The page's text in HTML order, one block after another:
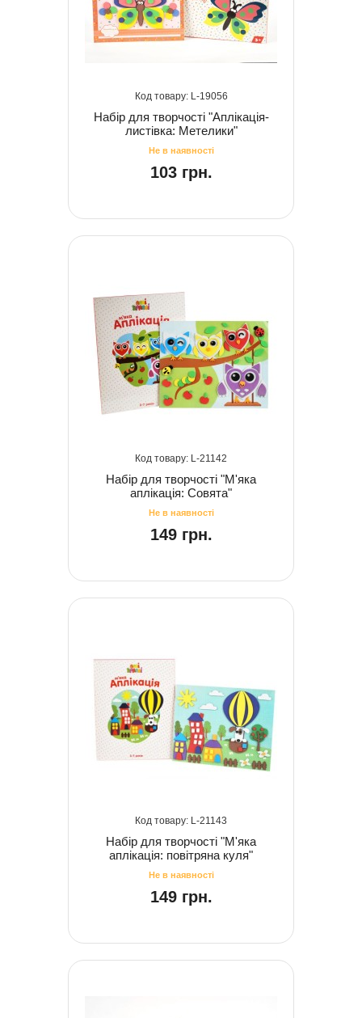
19056
Набір для творчості "Аплікація-
листівка: Метелики"
103 грн.
21142
Набір для творчості "М'яка
аплікація: Совята"
149 грн.
21143
Набір для творчості "М'яка
аплікація: повітряна куля"
149 грн.